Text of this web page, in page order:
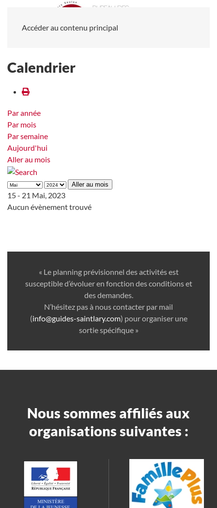
Accéder au contenu principal
Calendrier
Par année
Par mois
Par semaine
Aujourd'hui
Aller au mois
Aller au mois
15 - 21 Mai, 2023
Aucun évènement trouvé
« Le planning prévisionnel des activités est
susceptible d’évoluer en fonction des conditions et
des demandes.
N’hésitez pas à nous contacter par mail
(info@guides-saintlary.com) pour organiser une
sortie spécifique »
Nous sommes affiliés aux
organisations suivantes :